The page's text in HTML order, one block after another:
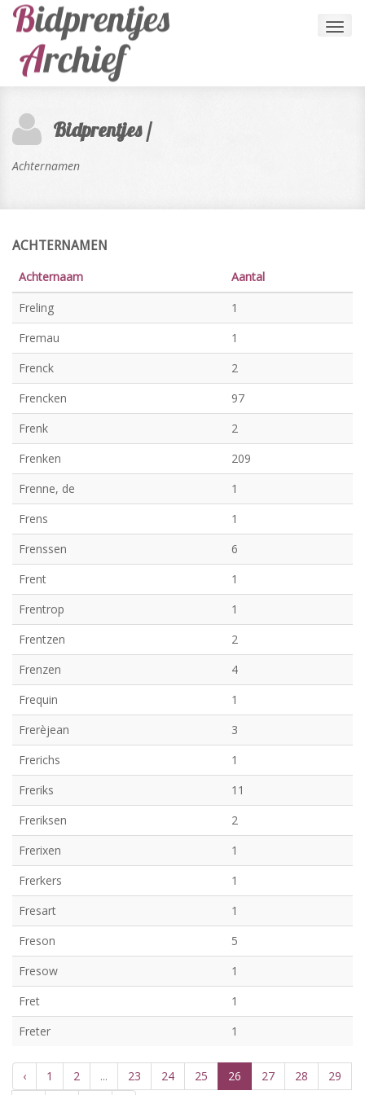
Bidprentjes /
Achternamen
ACHTERNAMEN
Achternaam
Aantal
Freling
1
Fremau
1
Frenck
2
Frencken
97
Frenk
2
Frenken
209
Frenne, de
1
Frens
1
Frenssen
6
Frent
1
Frentrop
1
Frentzen
2
Frenzen
4
Frequin
1
Frerèjean
3
Frerichs
1
Freriks
11
Freriksen
2
Frerixen
1
Frerkers
1
Fresart
1
Freson
5
Fresow
1
Fret
1
Freter
1
‹ 1 2 ... 23 24 25 26 27 28 29